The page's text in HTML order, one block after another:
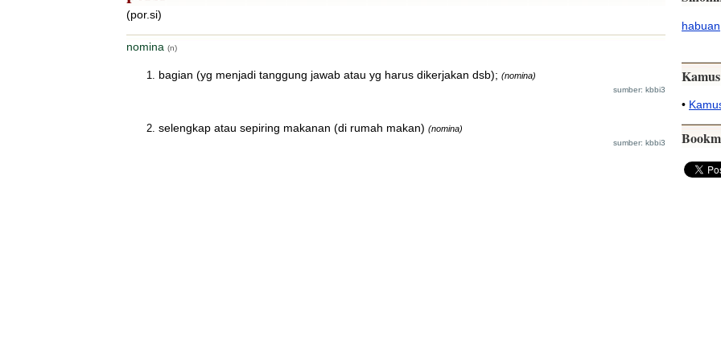
(por.si)
nomina (n)
bagian (yg menjadi tanggung jawab atau yg harus dikerjakan dsb); (nomina)
sumber: kbbi3
selengkap atau sepiring makanan (di rumah makan) (nomina)
sumber: kbbi3
habuan
•